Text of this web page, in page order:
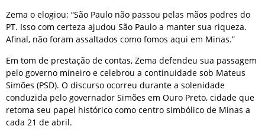
Zema o elogiou: “São Paulo não passou pelas mãos podres do
PT. Isso com certeza ajudou São Paulo a manter sua riqueza.
Afinal, não foram assaltados como fomos aqui em Minas.”
Em tom de prestação de contas, Zema defendeu sua passagem
pelo governo mineiro e celebrou a continuidade sob Mateus
Simões (PSD). O discurso ocorreu durante a solenidade
conduzida pelo governador Simões em Ouro Preto, cidade que
retoma seu papel histórico como centro simbólico de Minas a
cada 21 de abril.